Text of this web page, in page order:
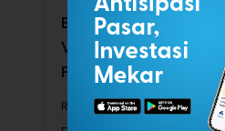
Ekonomi RI Kalah
Vietnam hingga
Penyebabnya?
Reporter Nurtiandriyani